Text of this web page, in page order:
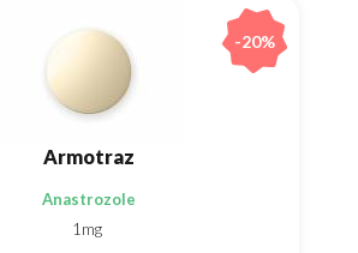
Armotraz
Anastrozole
1mg
-20%